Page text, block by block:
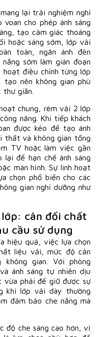
lại trải nghiệm nghỉ
cho phép ánh sáng
tạo cảm giác thoáng
hoặc sáng sớm, lớp vải
toàn, ngăn ánh đèn
sớm làm gián đoạn
hoạt điều chỉnh từng lớp
nên không gian phù
giãn.
chung, rèm vải 2 lớp
năng. Khi tiếp khách
được kéo để tạo ánh
thất và không gian tổng
TV hoặc làm việc gần
để hạn chế ánh sáng
màn hình. Sự linh hoạt
chọn phổ biến cho các
gian nghỉ dưỡng như
cân đối chất
cầu sử dụng
hiệu quả, việc lựa chọn
liệu vải, mức độ cản
gian. Với phòng
ánh sáng tự nhiên dịu
vừa phải để giữ được sự
khi lớp vải dày thường
đảm bảo che nắng mà
độ che sáng cao hơn, vì